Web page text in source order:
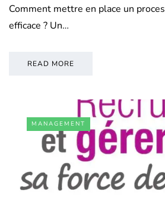
Comment mettre en place un
efficace ? Un…
READ MORE
MANAGEMENT